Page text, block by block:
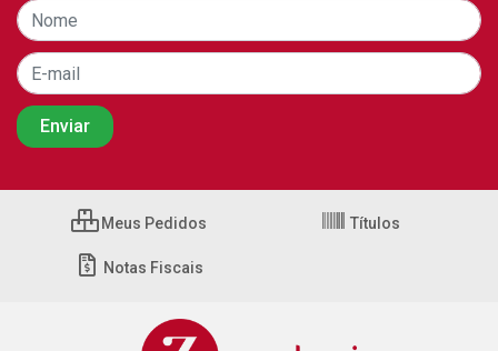
Meus Pedidos Títulos
Notas Fiscais